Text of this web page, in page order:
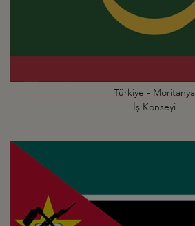
Türkiye - Moritanya
İş Konseyi